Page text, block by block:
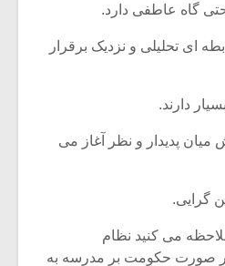
ای تحلیلی و نزدیک برقرار
میان پدیدار و نظر آغاز می
می کنید نظام
صورت حکومت بر مدرسه به
موسیقی
باش
موسیقی
موسیقی